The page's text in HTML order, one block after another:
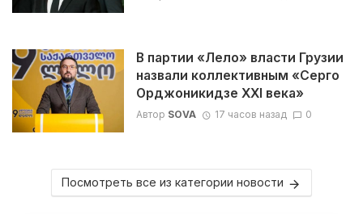
В партии «Лело» власти Грузии
назвали коллективным «Серго
Орджоникидзе XXI века»
Автор SOVA 17 часов назад 0
Посмотреть все из категории новости